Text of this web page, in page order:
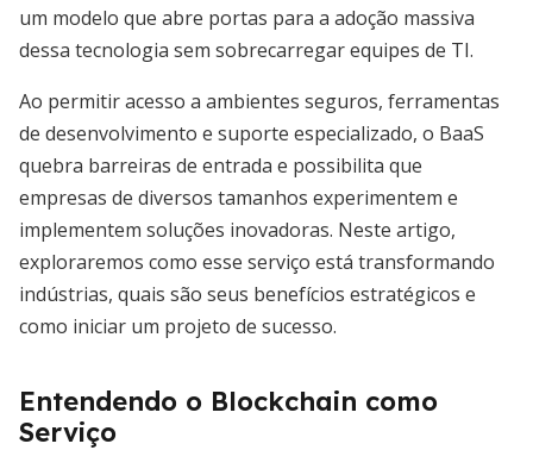
um modelo que abre portas para a adoção massiva
dessa tecnologia sem sobrecarregar equipes de TI.
Ao permitir acesso a ambientes seguros, ferramentas
de desenvolvimento e suporte especializado, o BaaS
quebra barreiras de entrada e possibilita que
empresas de diversos tamanhos experimentem e
implementem soluções inovadoras. Neste artigo,
exploraremos como esse serviço está transformando
indústrias, quais são seus benefícios estratégicos e
como iniciar um projeto de sucesso.
Entendendo o Blockchain como
Serviço